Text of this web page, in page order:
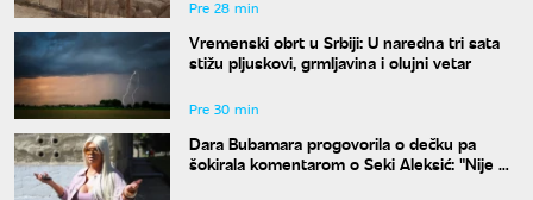
Pre 28 min
Vremenski obrt u Srbiji: U naredna tri sata
stižu pljuskovi, grmljavina i olujni vetar
Pre 30 min
Dara Bubamara progovorila o dečku pa
šokirala komentarom o Seki Aleksić: "Nije mi